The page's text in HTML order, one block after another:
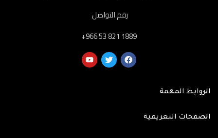
رقم التواصل
‎+966 53 821 1889
الروابط المهمة
الصفحات التعريفية